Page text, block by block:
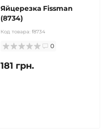
Яйцерезка Fissman
(8734)
Код товара: f8734
0
181 грн.